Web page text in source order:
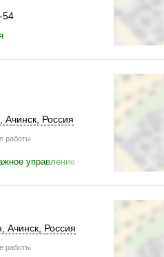
54
Ачинск, Россия
работы
управление
Ачинск, Россия
работы